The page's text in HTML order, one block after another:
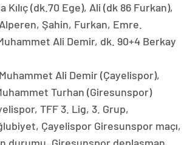
Kılıç (dk.70 Ege), Ali (dk 86 Furkan),
Şahin, Furkan, Emre.
Ali Demir, dk. 90+4 Berkay
Ali Demir (Çayelispor),
Turhan (Giresunspor)
TFF 3. Lig, 3. Grup,
Çayelispor Giresunspor maçı,